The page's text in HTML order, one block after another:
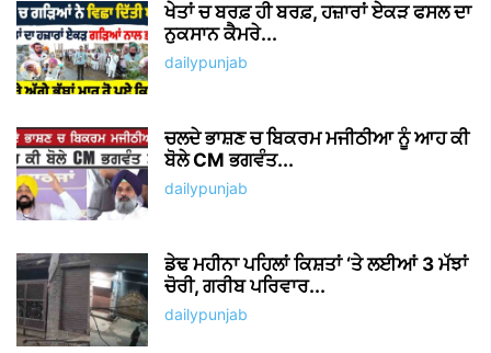
ਖੇਤਾਂ ਚ ਬਰਫ਼ ਹੀ ਬਰਫ਼, ਹਜ਼ਾਰਾਂ ਏਕੜ ਫਸਲ ਦਾ
ਨੁਕਸਾਨ ਕੈਮਰੇ...
dailypunjab
ਚਲਦੇ ਭਾਸ਼ਣ ਚ ਬਿਕਰਮ ਮਜੀਠੀਆ ਨੂੰ ਆਹ ਕੀ
ਬੋਲੇ CM ਭਗਵੰਤ...
dailypunjab
ਡੇਢ ਮਹੀਨਾ ਪਹਿਲਾਂ ਕਿਸ਼ਤਾਂ ‘ਤੇ ਲਈਆਂ 3 ਮੱਝਾਂ
ਚੋਰੀ, ਗਰੀਬ ਪਰਿਵਾਰ...
dailypunjab